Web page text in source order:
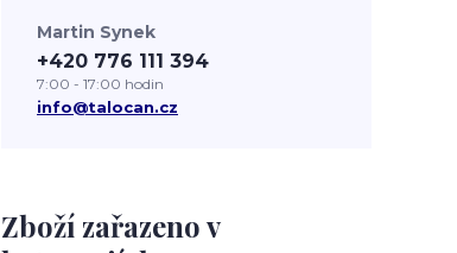
Zboží zařazeno v
Martin Synek
+420 776 111 394
7:00 - 17:00 hodin
info@talocan.cz